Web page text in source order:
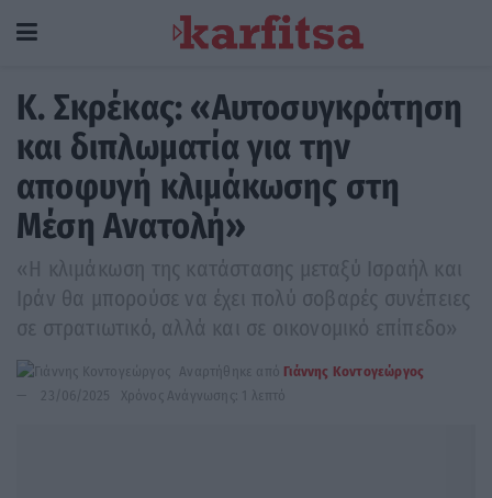
K. Σκρέκας: «Αυτοσυγκράτηση
και διπλωματία για την
αποφυγή κλιμάκωσης στη
Μέση Ανατολή»
«Η κλιμάκωση της κατάστασης μεταξύ Ισραήλ και
Ιράν θα μπορούσε να έχει πολύ σοβαρές συνέπειες
σε στρατιωτικό, αλλά και σε οικονομικό επίπεδο»
Αναρτήθηκε από Γιάννης Κοντογεώργος
23/06/2025
Χρόνος Ανάγνωσης: 1 λεπτό